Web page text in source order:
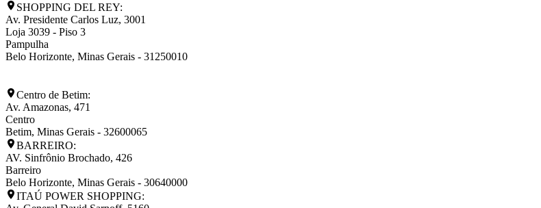
SHOPPING DEL REY:
Av. Presidente Carlos Luz, 3001
Loja 3039 - Piso 3
Pampulha
Belo Horizonte, Minas Gerais - 31250010
Centro de Betim:
Av. Amazonas, 471
Centro
Betim, Minas Gerais - 32600065
BARREIRO:
AV. Sinfrônio Brochado, 426
Barreiro
Belo Horizonte, Minas Gerais - 30640000
ITAÚ POWER SHOPPING: